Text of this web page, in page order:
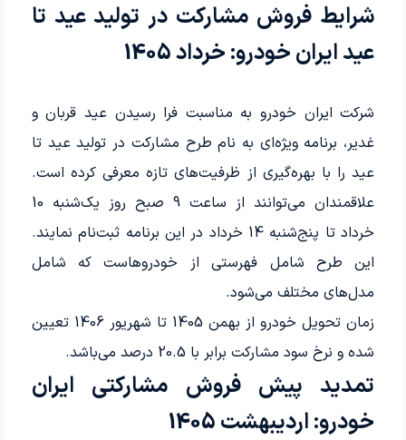
شرایط فروش مشارکت در تولید عید تا
عید ایران خودرو: خرداد 1405
شرکت ایران خودرو به مناسبت فرا رسیدن عید قربان و
غدیر، برنامه ویژه‌ای به نام طرح مشارکت در تولید عید تا
عید را با بهره‌گیری از ظرفیت‌های تازه معرفی کرده است.
علاقمندان می‌توانند از ساعت 9 صبح روز یک‌شنبه 10
خرداد تا پنج‌شنبه 14 خرداد در این برنامه ثبت‌نام نمایند.
این طرح شامل فهرستی از خودروهاست که شامل
مدل‌های مختلف می‌شود.
زمان تحویل خودرو از بهمن 1405 تا شهریور 1406 تعیین
شده و نرخ سود مشارکت برابر با 20.5 درصد می‌باشد.
تمدید پیش فروش مشارکتی ایران
خودرو: اردیبهشت 1405